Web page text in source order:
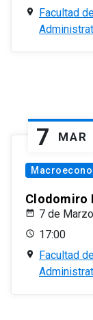
Facultad
7 MAR
Clodomiro
7 de
17:00
Facultad